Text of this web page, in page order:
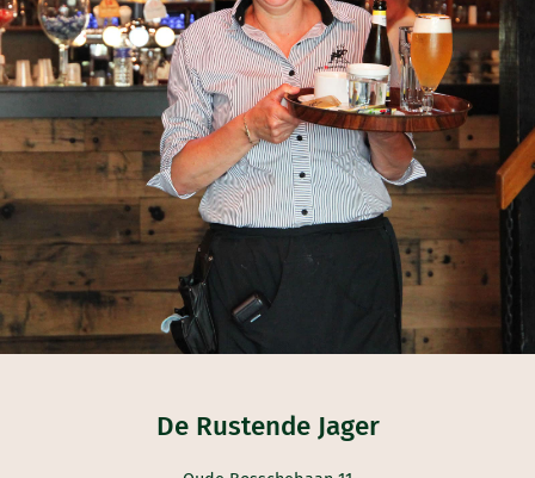
De Rustende Jager